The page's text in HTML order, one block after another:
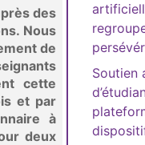
des
Nous
de
cette
et par
à
deux
Soutien